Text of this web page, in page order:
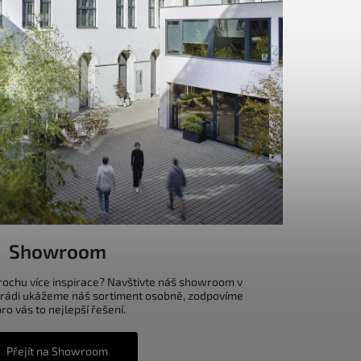
Showroom
více inspirace? Navštivte náš showroom v
ukážeme náš sortiment osobně, zodpovíme
vás to nejlepší řešení.
Přejít na Showroom